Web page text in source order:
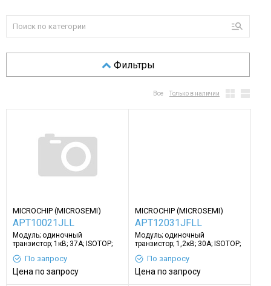
Фильтры
Все Только в наличии
MICROCHIP (MICROSEMI)
APT10021JLL
Модуль; одиночный
транзистор; 1кВ; 37А; ISOTOP;
По запросу
Цена по запросу
MICROCHIP (MICROSEMI)
APT12031JFLL
Модуль; одиночный
транзистор; 1,2кВ; 30А; ISOTOP;
По запросу
Цена по запросу